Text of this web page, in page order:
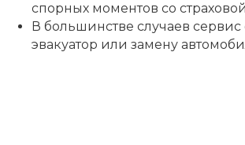
спорных моментов со
В большинстве случаев сервис
эвакуатор или замену